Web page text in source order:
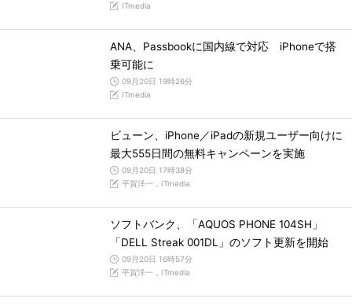
ITmedia
ANA、Passbookに国内線で対応 iPhoneで搭
乗可能に
09月20日 19時26分
ITmedia
ビューン、iPhone／iPadの新規ユーザー向けに
最大555日間の無料キャンペーンを実施
09月20日 17時38分
平賀洋一，ITmedia
ソフトバンク、「AQUOS PHONE 104SH」
「DELL Streak 001DL」のソフト更新を開始
09月20日 16時57分
平賀洋一，ITmedia